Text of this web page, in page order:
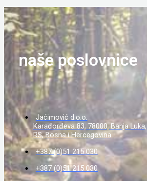
naše poslovnice
Jaćimović d.o.o.
Karađorđeva 83, 78000, Banja Luka,
RS, Bosna i Hercegovina
+387 (0)51 215 030
+387 (0)51 215 030